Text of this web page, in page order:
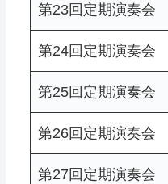
第23回定期演奏会
第24回定期演奏会
第25回定期演奏会
第26回定期演奏会
第27回定期演奏会